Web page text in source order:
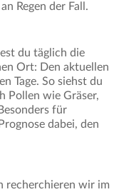
Regen der Fall.
du täglich die
Ort: Den aktuellen
Tage. So siehst du
Pollen wie Gräser,
für
dabei, den
recherchieren wir im